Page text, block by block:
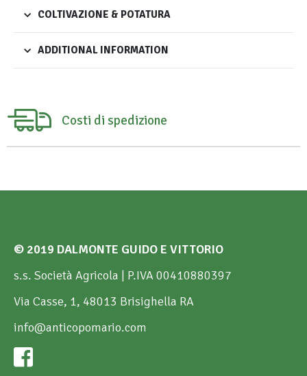
COLTIVAZIONE & POTATURA
ADDITIONAL INFORMATION
Costi di spedizione
© 2019 DALMONTE GUIDO E VITTORIO
s.s. Società Agricola | P.IVA 00410880397
Via Casse, 1, 48013 Brisighella RA
info@anticopomario.com